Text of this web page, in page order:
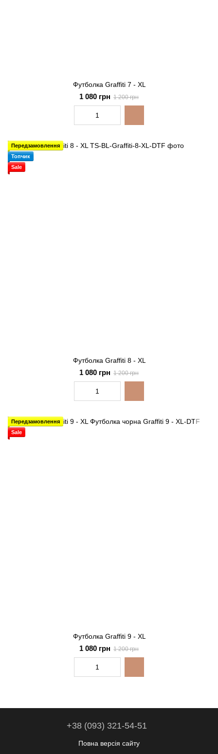
Футболка Graffiti 7 - XL
1 080 грн 1 200 грн
Передзамовлення
Топчик
Sale
Футболка Graffiti 8 - XL
1 080 грн 1 200 грн
Передзамовлення
Sale
Футболка Graffiti 9 - XL
1 080 грн 1 200 грн
+38 (093) 321-54-51
Повна версія сайту